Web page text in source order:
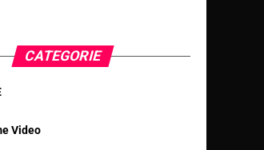
CATEGORIE
Video